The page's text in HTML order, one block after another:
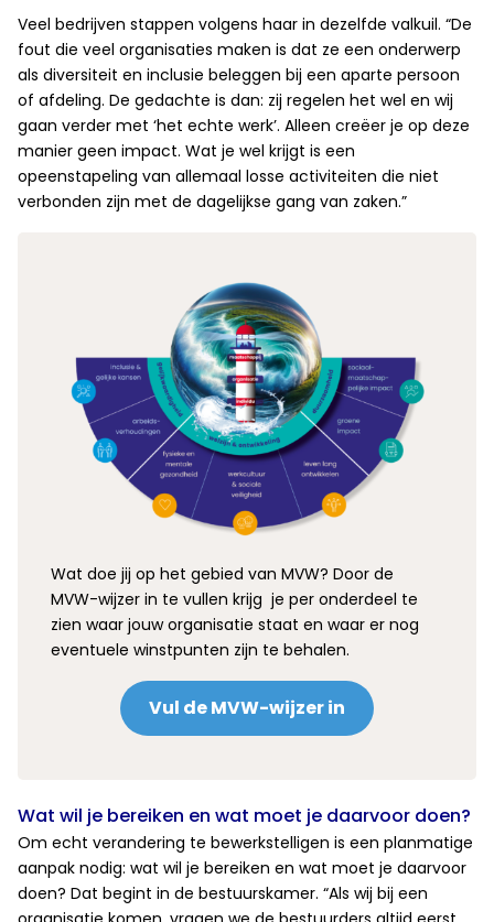
Veel bedrijven stappen volgens haar in dezelfde valkuil. “De
fout die veel organisaties maken is dat ze een onderwerp
als diversiteit en inclusie beleggen bij een aparte persoon
of afdeling. De gedachte is dan: zij regelen het wel en wij
gaan verder met ‘het echte werk’. Alleen creëer je op deze
manier geen impact. Wat je wel krijgt is een
opeenstapeling van allemaal losse activiteiten die niet
verbonden zijn met de dagelijkse gang van zaken.”
Wat doe jij op het gebied van MVW? Door de
MVW-wijzer in te vullen krijg je per onderdeel te
zien waar jouw organisatie staat en waar er nog
eventuele winstpunten zijn te behalen.
Vul de MVW-wijzer in
Wat wil je bereiken en wat moet je daarvoor doen?
Om echt verandering te bewerkstelligen is een planmatige
aanpak nodig: wat wil je bereiken en wat moet je daarvoor
doen? Dat begint in de bestuurskamer. “Als wij bij een